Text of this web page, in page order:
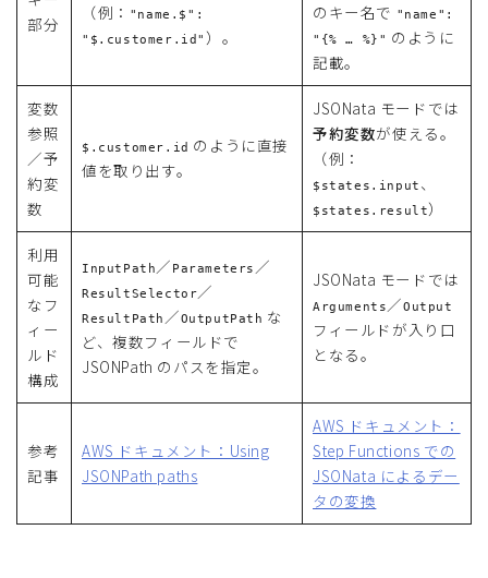
部分
（例：
"name.$":
"$.customer.id" ）。
のキー名で "name":
"{% … %}" のように
記載。
変数
参照
／予
約変
数
$.customer.id のように直接
値を取り出す。
JSONata モードでは
予約変数が使える。
（例：
$states.input 、
$states.result）
利用
可能
なフ
ィー
ルド
構成
InputPath ／ Parameters ／
ResultSelector／
ResultPath ／OutputPath な
ど、複数フィールドで
JSONPath のパスを指定。
JSONata モードでは
Arguments ／Output
フィールドが入り口
となる。
参考
記事
AWS ドキュメント：Using
JSONPath paths
AWS ドキュメント：
Step Functions での
JSONata によるデー
タの変換